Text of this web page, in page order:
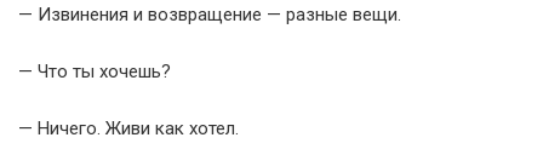
— Извинения и возвращение — разные вещи.
— Что ты хочешь?
— Ничего. Живи как хотел.